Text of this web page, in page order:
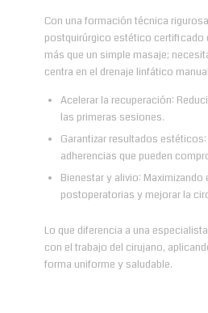
Con una formación técnica
postquirúrgico estético certificado
más que un simple masaje;
centra en el drenaje linfático
Acelerar la recuperación:
las primeras sesiones.
Garantizar resultados
adherencias que pueden
Bienestar y alivio:
postoperatorias y mejorar la
Lo que diferencia a una
con el trabajo del cirujano,
forma uniforme y saludable.